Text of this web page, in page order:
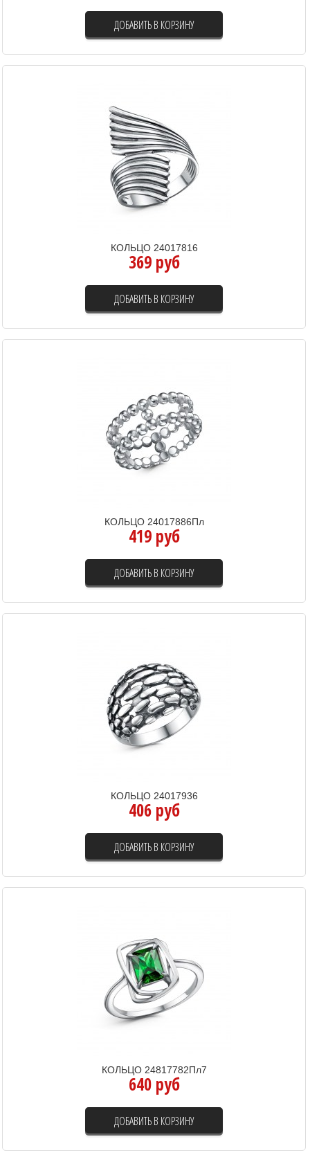
ДОБАВИТЬ В КОРЗИНУ
КОЛЬЦО 24017816
369 руб
ДОБАВИТЬ В КОРЗИНУ
КОЛЬЦО 24017886Пл
419 руб
ДОБАВИТЬ В КОРЗИНУ
КОЛЬЦО 24017936
406 руб
ДОБАВИТЬ В КОРЗИНУ
КОЛЬЦО 24817782Пл7
640 руб
ДОБАВИТЬ В КОРЗИНУ